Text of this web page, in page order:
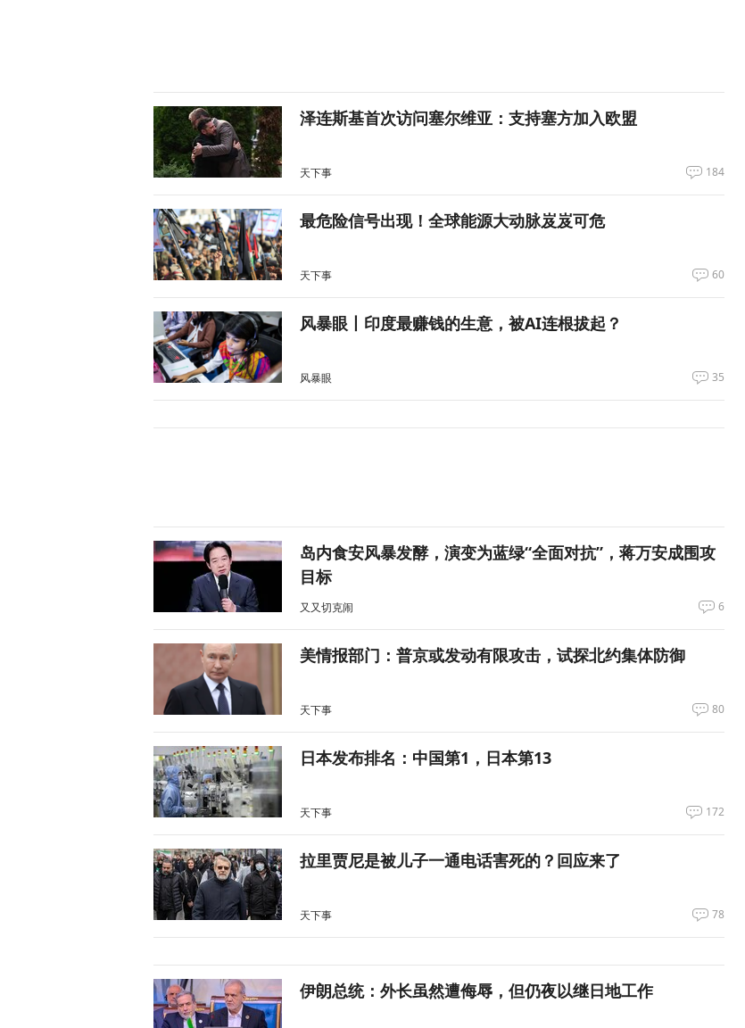
泽连斯基首次访问塞尔维亚：支持塞方加入欧盟
天下事 184
最危险信号出现！全球能源大动脉岌岌可危
天下事 60
风暴眼丨印度最赚钱的生意，被AI连根拔起？
风暴眼 35
岛内食安风暴发酵，演变为蓝绿“全面对抗”，蒋万安成围攻
目标
又又切克闹 6
美情报部门：普京或发动有限攻击，试探北约集体防御
天下事 80
日本发布排名：中国第1，日本第13
天下事 172
拉里贾尼是被儿子一通电话害死的？回应来了
天下事 78
伊朗总统：外长虽然遭侮辱，但仍夜以继日地工作